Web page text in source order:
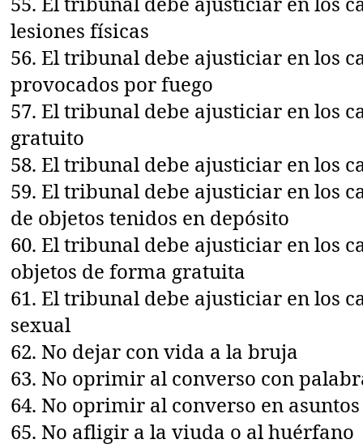
lesiones físicas
56. El tribunal debe ajusticiar en los
provocados por fuego
57. El tribunal debe ajusticiar en los
gratuito
58. El tribunal debe ajusticiar en los
59. El tribunal debe ajusticiar en los
de objetos tenidos en depósito
60. El tribunal debe ajusticiar en los
objetos de forma gratuita
61. El tribunal debe ajusticiar en los
sexual
62. No dejar con vida a la bruja
63. No oprimir al converso con
64. No oprimir al converso en
65. No afligir a la viuda o al huérfano